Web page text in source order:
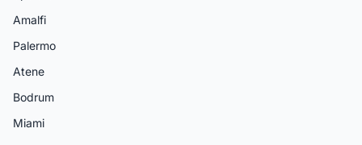
Amalfi
Palermo
Atene
Bodrum
Miami